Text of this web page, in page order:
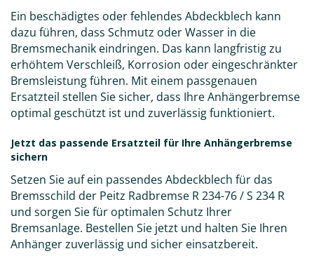
Ein beschädigtes oder fehlendes Abdeckblech kann
dazu führen, dass Schmutz oder Wasser in die
Bremsmechanik eindringen. Das kann langfristig zu
erhöhtem Verschleiß, Korrosion oder eingeschränkter
Bremsleistung führen. Mit einem passgenauen
Ersatzteil stellen Sie sicher, dass Ihre Anhängerbremse
optimal geschützt ist und zuverlässig funktioniert.
Jetzt das passende Ersatzteil für Ihre Anhängerbremse
sichern
Setzen Sie auf ein passendes Abdeckblech für das
Bremsschild der Peitz Radbremse R 234-76 / S 234 R
und sorgen Sie für optimalen Schutz Ihrer
Bremsanlage. Bestellen Sie jetzt und halten Sie Ihren
Anhänger zuverlässig und sicher einsatzbereit.